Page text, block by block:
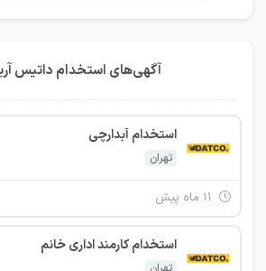
آگهی‌های استخدام داتیس
استخدام آبدارچی
تهران
استخدام کارمند اداری خانم